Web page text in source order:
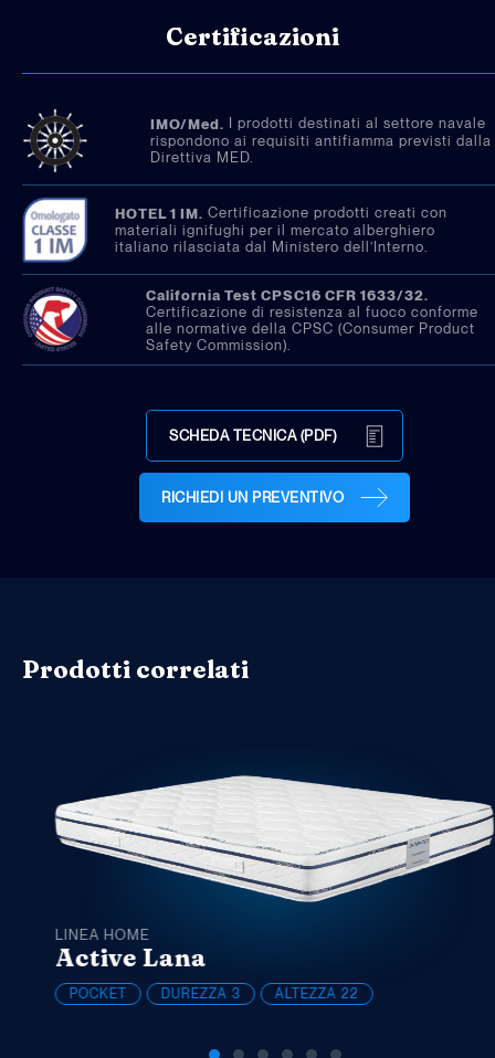
Certificazioni
IMO/Med. I prodotti destinati al settore navale
rispondono ai requisiti antifiamma previsti dalla
Direttiva MED.
HOTEL 1 IM. Certificazione prodotti creati con
materiali ignifughi per il mercato alberghiero
italiano rilasciata dal Ministero dell’Interno.
California Test CPSC16 CFR 1633/32.
Certificazione di resistenza al fuoco conforme
alle normative della CPSC (Consumer Product
Safety Commission).
SCHEDA TECNICA (PDF)
RICHIEDI UN PREVENTIVO
Prodotti correlati
LINEA HOME
Active Lana
POCKET DUREZZA 3 ALTEZZA 22